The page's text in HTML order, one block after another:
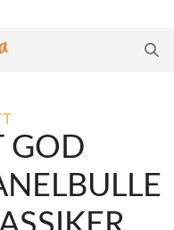
GOD